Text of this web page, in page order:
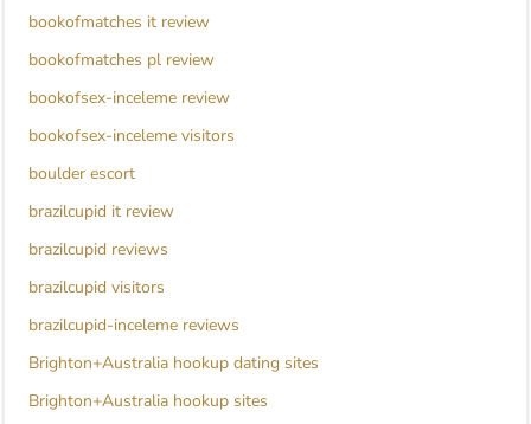
bookofmatches it review
bookofmatches pl review
bookofsex-inceleme review
bookofsex-inceleme visitors
boulder escort
brazilcupid it review
brazilcupid reviews
brazilcupid visitors
brazilcupid-inceleme reviews
Brighton+Australia hookup dating sites
Brighton+Australia hookup sites